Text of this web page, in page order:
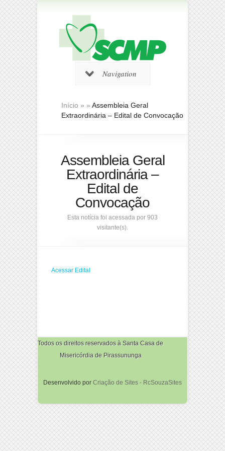
Navigation
Início » » Assembleia Geral
Extraordinária – Edital de Convocação
Assembleia Geral
Extraordinária –
Edital de
Convocação
Esta notícia foi acessada por 903
visitante(s).
Acessar Edital
Todos os direitos reservados à Santa Casa de
Misericórdia de Pirassununga
Desenvolvido por Criação de Sites - RcSouzaSites